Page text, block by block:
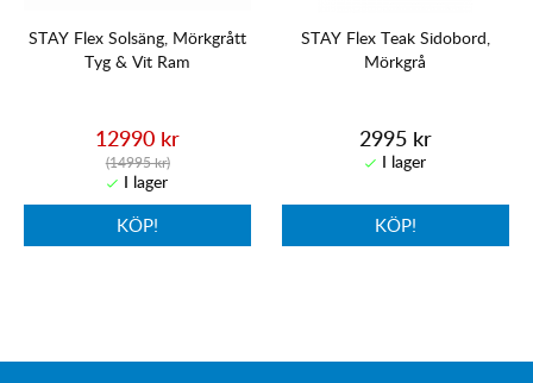
STAY Flex Solsäng, Mörkgrått
Tyg & Vit Ram
12990 kr
(14995 kr)
KÖP!
STAY Flex Teak Sidobord,
Mörkgrå
2995 kr
KÖP!